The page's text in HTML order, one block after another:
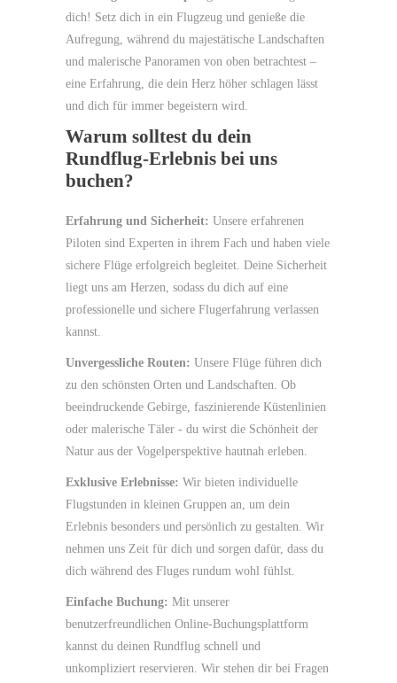
dich! Setz dich in ein Flugzeug und genieße die
Aufregung, während du majestätische Landschaften
und malerische Panoramen von oben betrachtest –
eine Erfahrung, die dein Herz höher schlagen lässt
und dich für immer begeistern wird.
Warum solltest du dein
Rundflug-Erlebnis bei uns
buchen?
Erfahrung und Sicherheit: Unsere erfahrenen
Piloten sind Experten in ihrem Fach und haben viele
sichere Flüge erfolgreich begleitet. Deine Sicherheit
liegt uns am Herzen, sodass du dich auf eine
professionelle und sichere Flugerfahrung verlassen
kannst.
Unvergessliche Routen: Unsere Flüge führen dich
zu den schönsten Orten und Landschaften. Ob
beeindruckende Gebirge, faszinierende Küstenlinien
oder malerische Täler - du wirst die Schönheit der
Natur aus der Vogelperspektive hautnah erleben.
Exklusive Erlebnisse: Wir bieten individuelle
Flugstunden in kleinen Gruppen an, um dein
Erlebnis besonders und persönlich zu gestalten. Wir
nehmen uns Zeit für dich und sorgen dafür, dass du
dich während des Fluges rundum wohl fühlst.
Einfache Buchung: Mit unserer
benutzerfreundlichen Online-Buchungsplattform
kannst du deinen Rundflug schnell und
unkompliziert reservieren. Wir stehen dir bei Fragen